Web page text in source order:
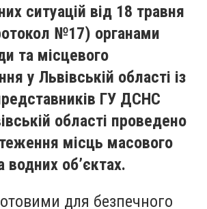
ситуацій від 18 травня
№17) органами
та місцевого
у Львівській області із
ГУ ДСНС
області проведено
місць масового
водних об’єктах.
для безпечного